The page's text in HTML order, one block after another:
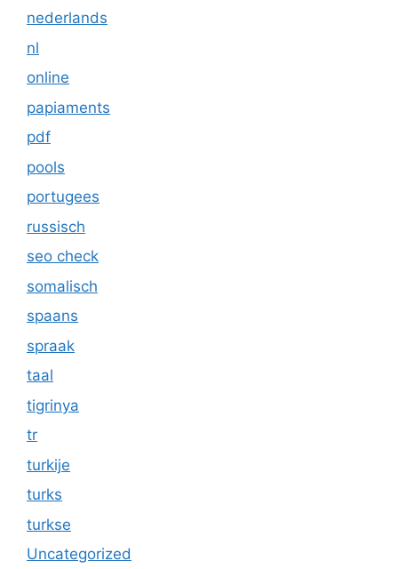
nederlands
nl
online
papiaments
pdf
pools
portugees
russisch
seo check
somalisch
spaans
spraak
taal
tigrinya
tr
turkije
turks
turkse
Uncategorized